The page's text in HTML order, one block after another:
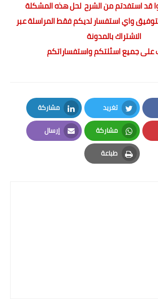
قد استفدتم من الشرح لحل هذه المشكلة
واي استفسار لديكم فقط المراسلة عبر
الاشتراك بالمدونة
جميع اسئلتكم واستفساراتكم
تغريد
Twitter
مشاركة
LinkedIn
مشاركة
Whatsapp
إرسال
Email
طباعة
Print